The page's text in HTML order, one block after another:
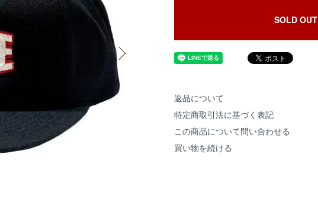
SOLD OUT
返品について
特定商取引法に基づく表記
この商品について問い合わせる
買い物を続ける